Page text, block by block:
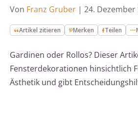
Von Franz Gruber | 24. Dezember
Artikel zitieren Merken Teilen
Gardinen oder Rollos? Dieser
Fensterdekorationen hinsichtlich
Ästhetik und gibt